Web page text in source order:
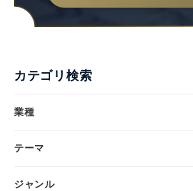
カテゴリ検索
業種
テーマ
ジャンル